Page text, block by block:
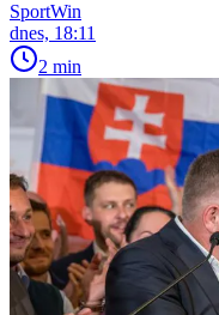
SportWin
dnes, 18:11
2 min